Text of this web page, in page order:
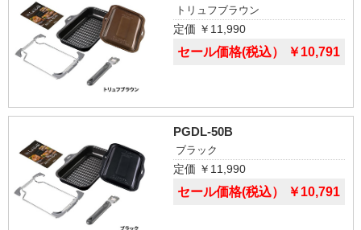
トリュフブラウン
定価 ￥11,990
セール価格(税込） ￥10,791
PGDL-50B
ブラック
定価 ￥11,990
セール価格(税込） ￥10,791